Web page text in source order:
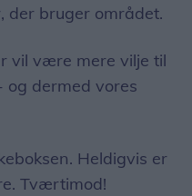
der bruger området.
vil være mere vilje til
og dermed vores
Heldigvis er
Tværtimod!